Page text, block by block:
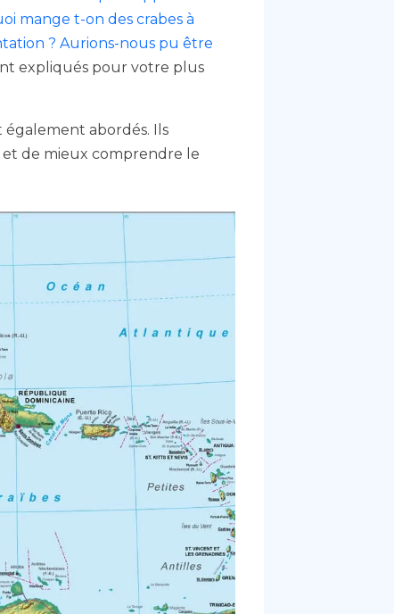
mange t-on des crabes à
? Aurions-nous pu être
expliqués pour votre plus
abordés. Ils
de mieux comprendre le